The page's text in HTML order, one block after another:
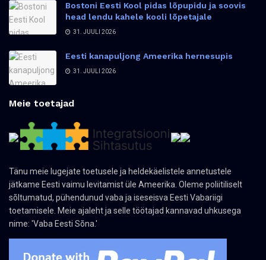
Bostoni Eesti Kool pidas lõpupidu ja soovis
head lendu kahele kooli lõpetajale
31. JUULI 2026
Eesti kanapuljong Ameerika hernesupis
31. JUULI 2026
Meie toetajad
Tänu meie lugejate toetusele ja heldekäelistele annetustele
jätkame Eesti vaimu levitamist üle Ameerika. Oleme poliitiliselt
sõltumatud, pühendunud vaba ja iseseisva Eesti Vabariigi
toetamisele. Meie ajaleht ja selle töötajad kannavad uhkusega
nime: 'Vaba Eesti Sõna.'